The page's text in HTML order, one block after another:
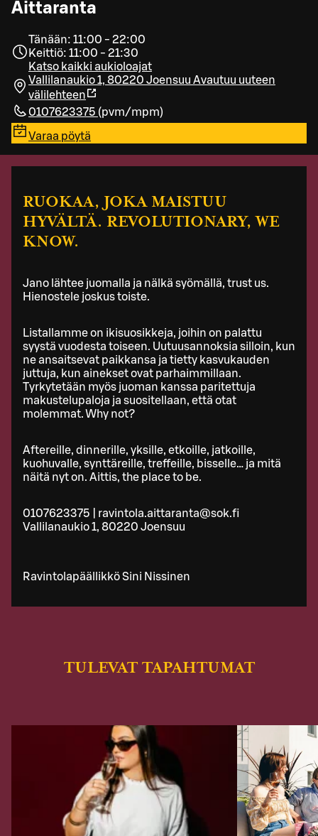
Aittaranta
Tänään: 11:00 - 22:00
Keittiö: 11:00 - 21:30
Katso kaikki aukioloajat
Vallilanaukio 1, 80220 Joensuu Avautuu uuteen
välilehteen
0107623375 (pvm/mpm)
Varaa pöytä
RUOKAA, JOKA MAISTUU
HYVÄLTÄ. REVOLUTIONARY, WE
KNOW.
Jano lähtee juomalla ja nälkä syömällä, trust us.
Hienostele joskus toiste.
Listallamme on ikisuosikkeja, joihin on palattu
syystä vuodesta toiseen. Uutuusannoksia silloin, kun
ne ansaitsevat paikkansa ja tietty kasvukauden
juttuja, kun ainekset ovat parhaimmillaan.
Tyrkytetään myös juoman kanssa paritettuja
makustelupaloja ja suositellaan, että otat
molemmat. Why not?
Aftereille, dinnerille, yksille, etkoille, jatkoille,
kuohuvalle, synttäreille, treffeille, bisselle… ja mitä
näitä nyt on. Aittis, the place to be.
0107623375 | ravintola.aittaranta@sok.fi
Vallilanaukio 1, 80220 Joensuu
Ravintolapäällikkö Sini Nissinen
TULEVAT TAPAHTUMAT